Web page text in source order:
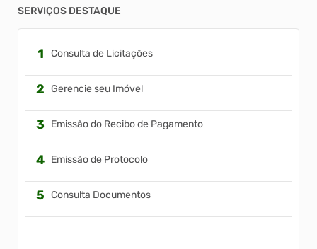
SERVIÇOS DESTAQUE
Consulta de Licitações
Gerencie seu Imóvel
Emissão do Recibo de Pagamento
Emissão de Protocolo
Consulta Documentos